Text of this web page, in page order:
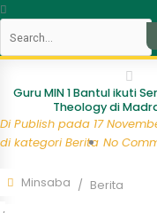
Skip
content
Guru MIN 1 Bantul ikuti
Theology di
Di Publish pada 17
di kategori Berita No
Minsaba Berita